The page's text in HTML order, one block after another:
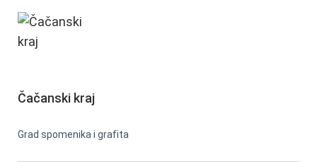
Čačanski kraj
Grad spomenika i grafita